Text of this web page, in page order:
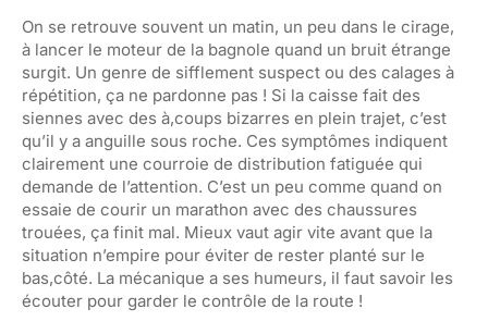
On se retrouve souvent un matin, un peu dans le cirage,
à lancer le moteur de la bagnole quand un bruit étrange
surgit. Un genre de sifflement suspect ou des calages à
répétition, ça ne pardonne pas ! Si la caisse fait des
siennes avec des à,coups bizarres en plein trajet, c’est
qu’il y a anguille sous roche. Ces symptômes indiquent
clairement une courroie de distribution fatiguée qui
demande de l’attention. C’est un peu comme quand on
essaie de courir un marathon avec des chaussures
trouées, ça finit mal. Mieux vaut agir vite avant que la
situation n’empire pour éviter de rester planté sur le
bas,côté. La mécanique a ses humeurs, il faut savoir les
écouter pour garder le contrôle de la route !